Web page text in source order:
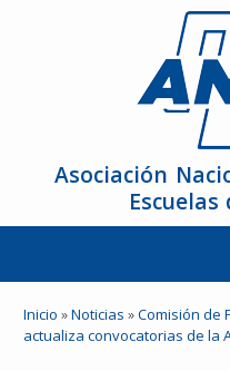
Asociación
La ANFEI
Inicio »Noticias »Comisión de
actualiza convocatorias de la